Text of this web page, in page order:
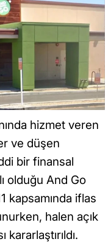
hizmet veren
ve düşen
bir finansal
olduğu And Go
kapsamında iflas
halen açık
kararlaştırıldı.